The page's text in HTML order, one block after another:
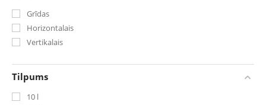
Grīdas
Horizontalais
Vertikalais
Tilpums
10 l